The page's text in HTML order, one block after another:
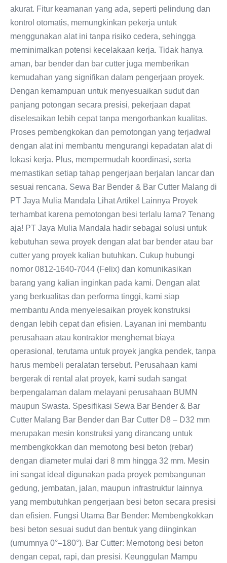
akurat. Fitur keamanan yang ada, seperti pelindung dan
kontrol otomatis, memungkinkan pekerja untuk
menggunakan alat ini tanpa risiko cedera, sehingga
meminimalkan potensi kecelakaan kerja. Tidak hanya
aman, bar bender dan bar cutter juga memberikan
kemudahan yang signifikan dalam pengerjaan proyek.
Dengan kemampuan untuk menyesuaikan sudut dan
panjang potongan secara presisi, pekerjaan dapat
diselesaikan lebih cepat tanpa mengorbankan kualitas.
Proses pembengkokan dan pemotongan yang terjadwal
dengan alat ini membantu mengurangi kepadatan alat di
lokasi kerja. Plus, mempermudah koordinasi, serta
memastikan setiap tahap pengerjaan berjalan lancar dan
sesuai rencana. Sewa Bar Bender & Bar Cutter Malang di
PT Jaya Mulia Mandala Lihat Artikel Lainnya Proyek
terhambat karena pemotongan besi terlalu lama? Tenang
aja! PT Jaya Mulia Mandala hadir sebagai solusi untuk
kebutuhan sewa proyek dengan alat bar bender atau bar
cutter yang proyek kalian butuhkan. Cukup hubungi
nomor 0812-1640-7044 (Felix) dan komunikasikan
barang yang kalian inginkan pada kami. Dengan alat
yang berkualitas dan performa tinggi, kami siap
membantu Anda menyelesaikan proyek konstruksi
dengan lebih cepat dan efisien. Layanan ini membantu
perusahaan atau kontraktor menghemat biaya
operasional, terutama untuk proyek jangka pendek, tanpa
harus membeli peralatan tersebut. Perusahaan kami
bergerak di rental alat proyek, kami sudah sangat
berpengalaman dalam melayani perusahaan BUMN
maupun Swasta. Spesifikasi Sewa Bar Bender & Bar
Cutter Malang Bar Bender dan Bar Cutter D8 – D32 mm
merupakan mesin konstruksi yang dirancang untuk
membengkokkan dan memotong besi beton (rebar)
dengan diameter mulai dari 8 mm hingga 32 mm. Mesin
ini sangat ideal digunakan pada proyek pembangunan
gedung, jembatan, jalan, maupun infrastruktur lainnya
yang membutuhkan pengerjaan besi beton secara presisi
dan efisien. Fungsi Utama Bar Bender: Membengkokkan
besi beton sesuai sudut dan bentuk yang diinginkan
(umumnya 0°–180°). Bar Cutter: Memotong besi beton
dengan cepat, rapi, dan presisi. Keunggulan Mampu